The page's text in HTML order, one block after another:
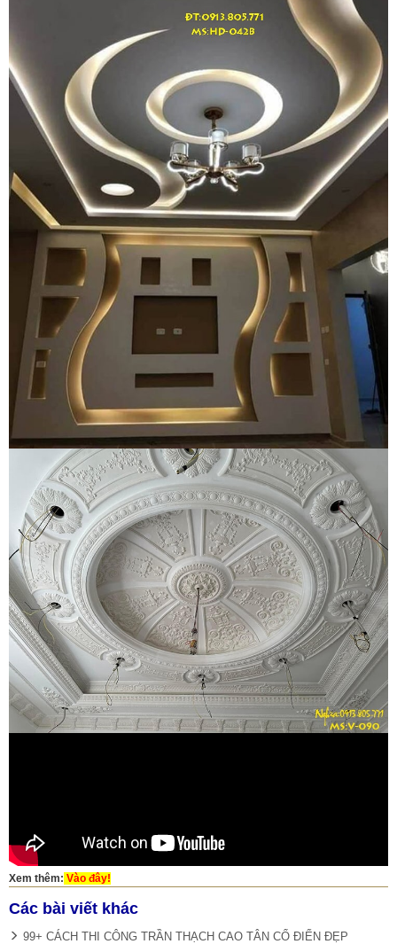
Xem thêm: Vào đây!
Các bài viết khác
99+ CÁCH THI CÔNG TRẦN THẠCH CAO TÂN CỔ ĐIỂN ĐẸP